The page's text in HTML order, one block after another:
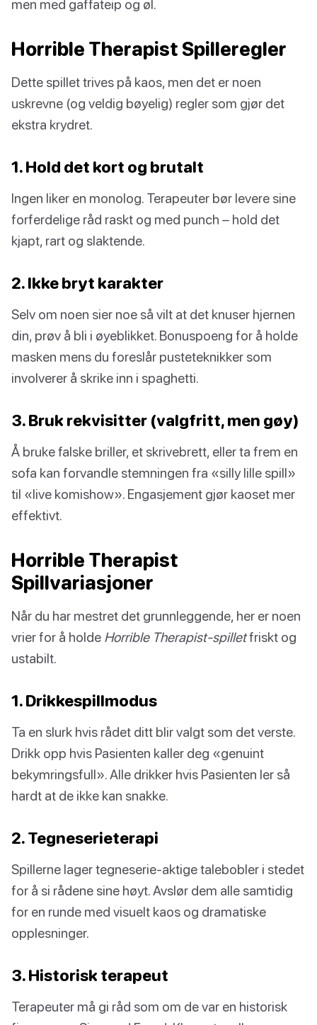
men med gaffateip og øl.
Horrible Therapist Spilleregler
Dette spillet trives på kaos, men det er noen
uskrevne (og veldig bøyelig) regler som gjør det
ekstra krydret.
1. Hold det kort og brutalt
Ingen liker en monolog. Terapeuter bør levere sine
forferdelige råd raskt og med punch – hold det
kjapt, rart og slaktende.
2. Ikke bryt karakter
Selv om noen sier noe så vilt at det knuser hjernen
din, prøv å bli i øyeblikket. Bonuspoeng for å holde
masken mens du foreslår pusteteknikker som
involverer å skrike inn i spaghetti.
3. Bruk rekvisitter (valgfritt, men gøy)
Å bruke falske briller, et skrivebrett, eller ta frem en
sofa kan forvandle stemningen fra «silly lille spill»
til «live komishow». Engasjement gjør kaoset mer
effektivt.
Horrible Therapist
Spillvariasjoner
Når du har mestret det grunnleggende, her er noen
vrier for å holde Horrible Therapist-spilletfriskt og
ustabilt.
1. Drikkespillmodus
Ta en slurk hvis rådet ditt blir valgt som det verste.
Drikk opp hvis Pasienten kaller deg «genuint
bekymringsfull». Alle drikker hvis Pasienten ler så
hardt at de ikke kan snakke.
2. Tegneserieterapi
Spillerne lager tegneserie-aktige talebobler i stedet
for å si rådene sine høyt. Avslør dem alle samtidig
for en runde med visuelt kaos og dramatiske
opplesninger.
3. Historisk terapeut
Terapeuter må gi råd som om de var en historisk